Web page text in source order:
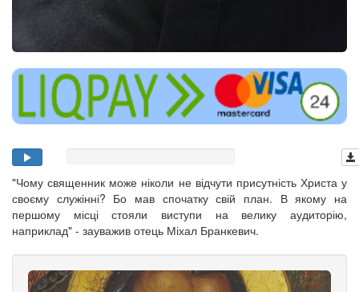
"Чому священник може ніколи не відчути присутність Христа у
своєму служінні? Бо мав спочатку свій план. В якому на
першому місці стояли виступи на велику аудиторію,
наприклад" - зауважив отець Міхал Бранкевич.